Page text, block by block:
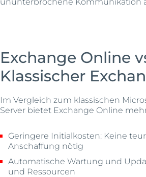
Exchange Online
Klassischer
Im Vergleich zum klassischen
Server bietet Exchange Online
Geringere Initialkosten: Keine
Anschaffung nötig
Automatische Wartung und
und Ressourcen